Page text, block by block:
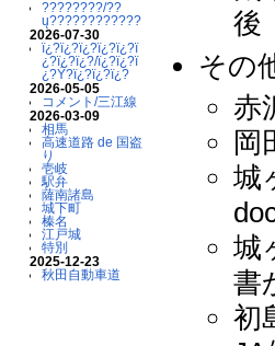
????????/??
ų????????????
2026-07-30
ï¿?ï¿?ï¿?ï¿?ï¿?ï
¿?ï¿?ï¿?/ï¿?ï¿?ï
¿?Ý?ï¿?ï¿?ï¿?
2026-05-05
コメント/三江線
2026-03-09
相馬
高速道路 de 国盗
り
壱岐
駅弁
薩南諸島
城下町
榛名
江戸城
特別
2025-12-23
秋田自動車道
後
その
赤
岡
城
城
書
初